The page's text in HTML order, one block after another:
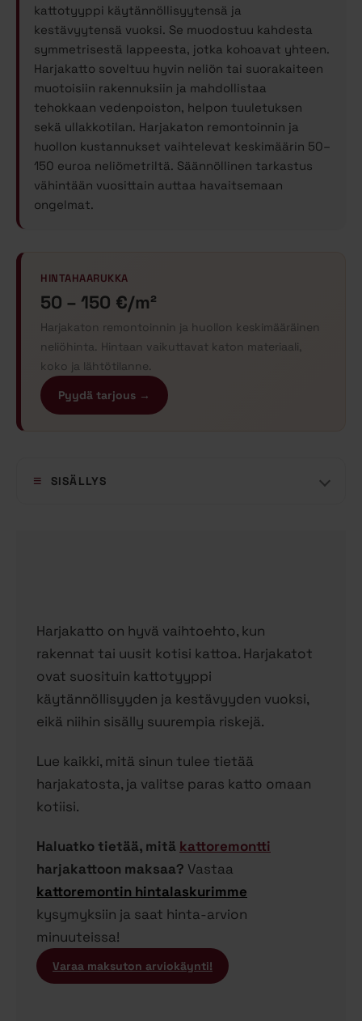
kattotyyppi käytännöllisyytensä ja
kestävyytensä vuoksi. Se muodostuu kahdesta
symmetrisestä lappeesta, jotka kohoavat yhteen.
Harjakatto soveltuu hyvin neliön tai suorakaiteen
muotoisiin rakennuksiin ja mahdollistaa
tehokkaan vedenpoiston, helpon tuuletuksen
sekä ullakkotilan. Harjakaton remontoinnin ja
huollon kustannukset vaihtelevat keskimäärin 50–
150 euroa neliömetriltä. Säännöllinen tarkastus
vähintään vuosittain auttaa havaitsemaan
ongelmat.
HINTAHAARUKKA
50 – 150 €/m²
Harjakaton remontoinnin ja huollon keskimääräinen
neliöhinta. Hintaan vaikuttavat katon materiaali,
koko ja lähtötilanne.
Pyydä tarjous →
SISÄLLYS
Harjakatto on hyvä vaihtoehto, kun
rakennat tai uusit kotisi kattoa. Harjakatot
ovat suosituin kattotyyppi
käytännöllisyyden ja kestävyyden vuoksi,
eikä niihin sisälly suurempia riskejä.
Lue kaikki, mitä sinun tulee tietää
harjakatosta, ja valitse paras katto omaan
kotiisi.
Haluatko tietää, mitä kattoremontti
harjakattoon maksaa? Vastaa
kattoremontin hintalaskurimme
kysymyksiin ja saat hinta-arvion
minuuteissa!
Varaa maksuton arviokäynti!